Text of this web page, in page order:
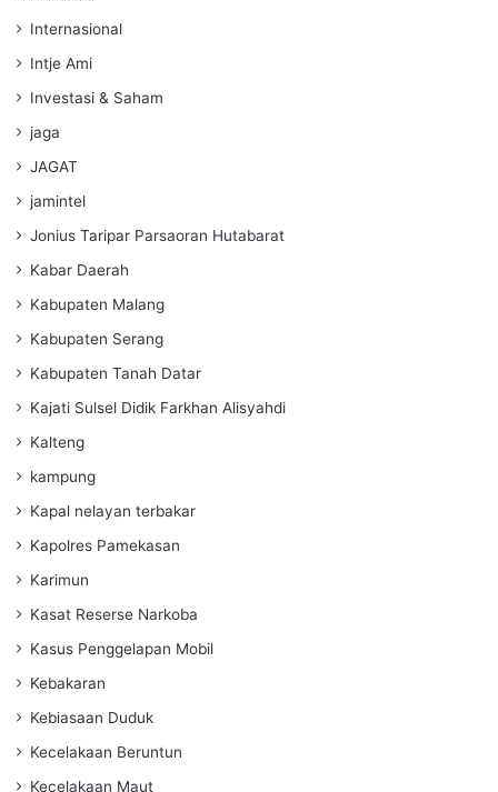
Internasional
Intje Ami
Investasi & Saham
jaga
JAGAT
jamintel
Jonius Taripar Parsaoran Hutabarat
Kabar Daerah
Kabupaten Malang
Kabupaten Serang
Kabupaten Tanah Datar
Kajati Sulsel Didik Farkhan Alisyahdi
Kalteng
kampung
Kapal nelayan terbakar
Kapolres Pamekasan
Karimun
Kasat Reserse Narkoba
Kasus Penggelapan Mobil
Kebakaran
Kebiasaan Duduk
Kecelakaan Beruntun
Kecelakaan Maut